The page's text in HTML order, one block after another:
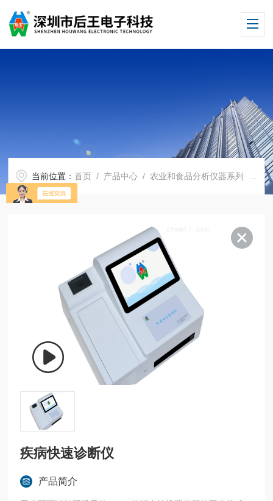
当前位置：首页 / 产品中心 / 农业和食品分析仪器系列 食
疾病快速诊断仪
产品简介